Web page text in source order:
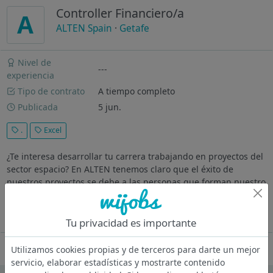
A Controller Financiero/a
ALTEN Spain · Getafe
Nivel de
experiencia
---
Tipo de contrato
A tiempo completo
Publicada
5 jun.
. Excel
¿Te interesa desarrollar tu carrera trabajando en proyectos del
sector espacio? En ALTEN tenemos claro que el éxito de
nuestros proyectos se debe a las personas que forman nuestro
equipo. Por eso, nos comprometemos a impulsar tu talento,
Oferta desactivada
Tu privacidad es importante
Utilizamos cookies propias y de terceros para darte un mejor
servicio, elaborar estadísticas y mostrarte contenido